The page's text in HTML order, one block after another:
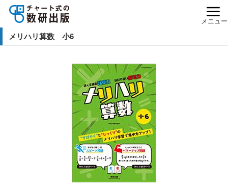
メニュー
メリハリ算数 小6